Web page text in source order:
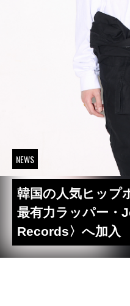
NEWS
韓国の人気ヒップ
最有力ラッパー・
Records〉へ加入